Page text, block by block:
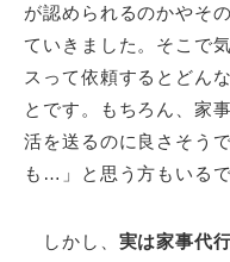
が認められるのかやそ
ていきました。そこで
スって依頼するとどん
とです。もちろん、家
活を送るのに良さそう
も…」と思う方もいる
しかし、 実は家事代